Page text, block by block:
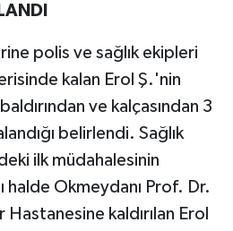
polis ve sağlık ekipleri
kalan Erol Ş.'nin
ve kalçasından 3
belirlendi. Sağlık
ilk müdahalesinin
halde Okmeydanı Prof. Dr.
Hastanesine kaldırılan Erol